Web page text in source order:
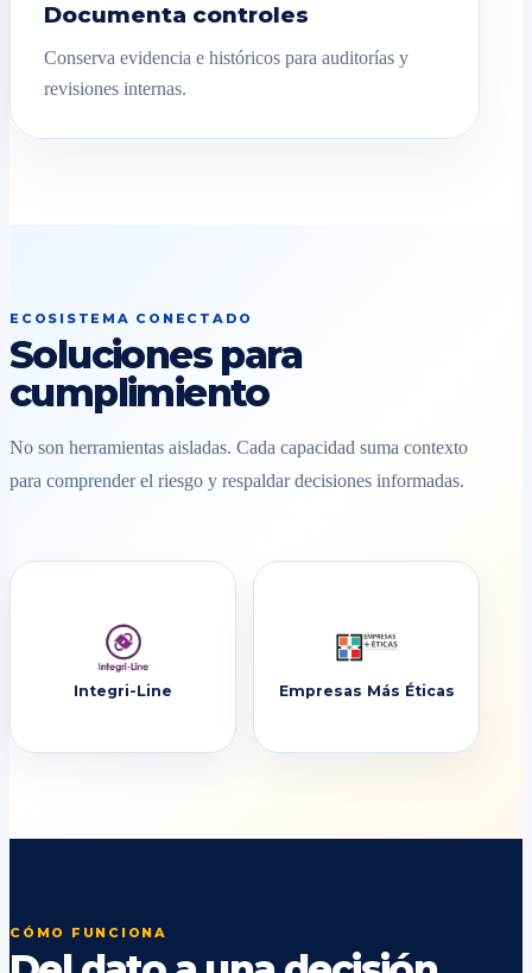
Documenta controles
Conserva evidencia e históricos para auditorías y
revisiones internas.
ECOSISTEMA CONECTADO
Soluciones para
cumplimiento
No son herramientas aisladas. Cada capacidad suma contexto
para comprender el riesgo y respaldar decisiones informadas.
Integri-Line Empresas Más Éticas
CÓMO FUNCIONA